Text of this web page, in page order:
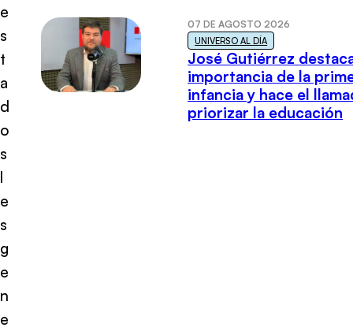
e
s
t
a
d
o
s
l
e
s
g
e
n
e
07 DE AGOSTO 2026
UNIVERSO AL DÍA
José Gutiérrez
importancia de la
infancia y hace el
priorizar la educación